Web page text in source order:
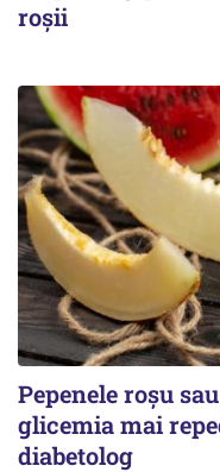
roşii
Pepenele roșu
glicemia mai
diabetolog